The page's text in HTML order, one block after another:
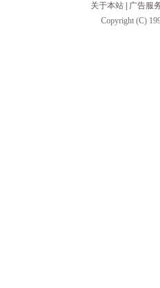
关于本站
广告服
Copyright (C)